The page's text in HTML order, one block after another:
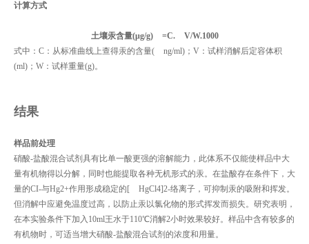
计算方式
土壤汞含量(μg/g) =C. V/W.1000
式中：C：从标准曲线上查得汞的含量( ng/ml)；V：试样消解后定容体积
(ml)；W：试样重量(g)。
结果
样品前处理
硝酸-盐酸混合试剂具有比单一酸更强的溶解能力，此体系不仅能使样品中大
量有机物得以分解，同时也能提取各种无机形式的汞。在盐酸存在条件下，大
量的CI-与Hg2+作用形成稳定的[ HgCl4]2-络离子，可抑制汞的吸附和挥发。
但消解中应避免温度过高，以防止汞以氯化物的形式挥发而损失。研究表明，
在本实验条件下加入10ml王水于110℃消解2小时效果较好。样品中含有较多的
有机物时，可适当增大硝酸-盐酸混合试剂的浓度和用量。